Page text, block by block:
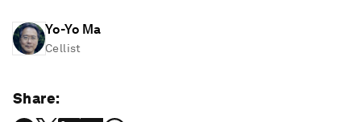
Yo-Yo Ma
Cellist
Share: